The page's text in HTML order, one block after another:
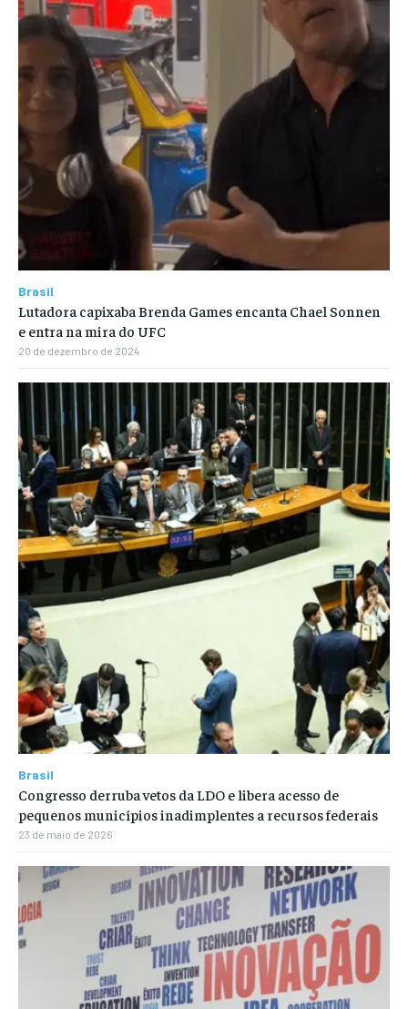
Brasil
Lutadora capixaba Brenda Games encanta Chael Sonnen
e entra na mira do UFC
20 de dezembro de 2024
Brasil
Congresso derruba vetos da LDO e libera acesso de
pequenos municípios inadimplentes a recursos federais
23 de maio de 2026